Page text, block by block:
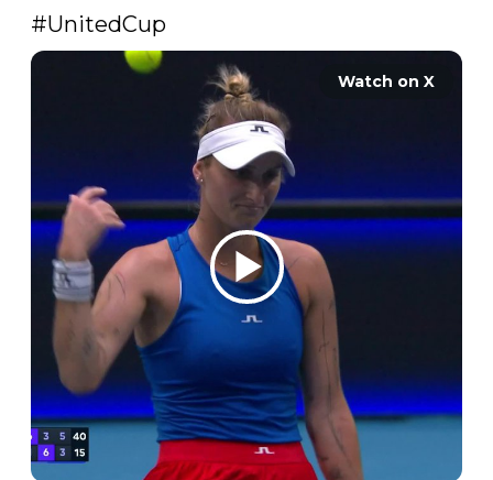
#UnitedCup
Watch on X